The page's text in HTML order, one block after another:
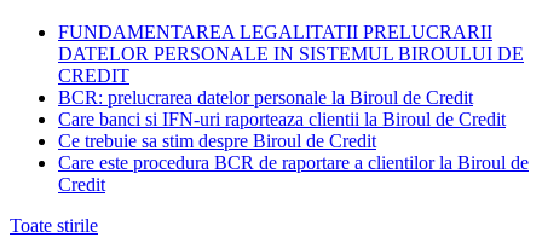
FUNDAMENTAREA LEGALITATII PRELUCRARII
DATELOR PERSONALE IN SISTEMUL BIROULUI DE
CREDIT
BCR: prelucrarea datelor personale la Biroul de Credit
Care banci si IFN-uri raporteaza clientii la Biroul de Credit
Ce trebuie sa stim despre Biroul de Credit
Care este procedura BCR de raportare a clientilor la Biroul de
Credit
Toate stirile